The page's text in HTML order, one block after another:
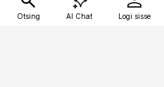
Otsing AI Chat Logi sisse